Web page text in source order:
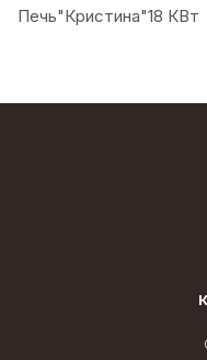
Печь"Кристина"18 КВт